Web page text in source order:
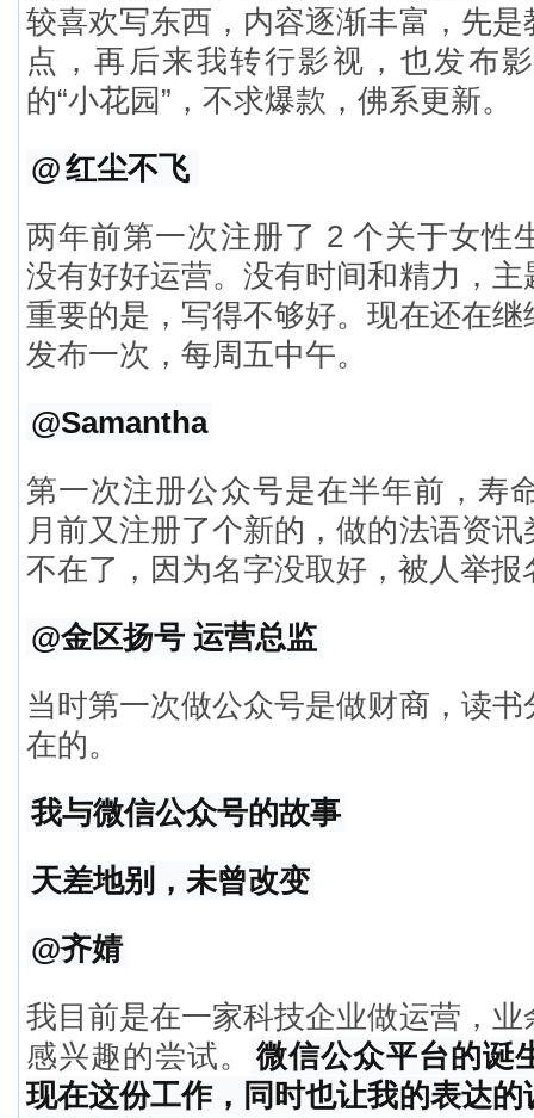
较喜欢写东西，内容逐渐丰富，先
点，再后来我转行影视，也发布
的“小花园”，不求爆款，佛系更新。
@红尘不飞
两年前第一次注册了 2 个关于女性
没有好好运营。没有时间和精力，
重要的是，写得不够好。现在还在
发布一次，每周五中午。
@Samantha
第一次注册公众号是在半年前，寿
月前又注册了个新的，做的法语资
不在了，因为名字没取好，被人举报
@金区扬号 运营总监
当时第一次做公众号是做财商，读
在的。
我与微信公众号的故事
天差地别，未曾改变
@齐婧
我目前是在一家科技企业做运营，
感兴趣的尝试。
微信公众平台的诞
现在这份工作，同时也让我的表达